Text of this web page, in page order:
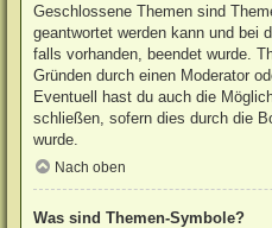
Geschlossene Themen sind
geantwortet werden kann und bei
falls vorhanden, beendet wurde.
Gründen durch einen Moderator
Eventuell hast du auch die
schließen, sofern dies durch die
wurde.
Nach oben
Was sind Themen-Symbole?